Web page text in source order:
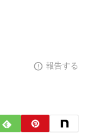
報告する